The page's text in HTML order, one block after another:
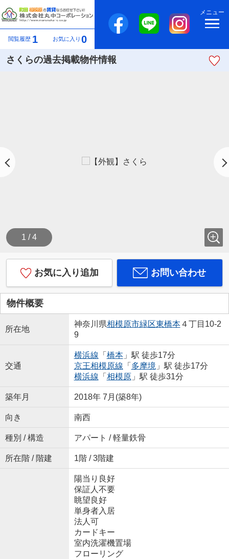
閲覧履歴 1 お気に入り 0
メニュー
さくらの過去掲載物件情報
1 / 4
お気に入り追加 お問い合わせ
物件概要
所在地
神奈川県相模原市緑区東橋本４丁目10-2
9
交通
横浜線 「 橋本」駅 徒歩17分
京王相模原線 「 多摩境」駅 徒歩17分
横浜線 「 相模原 」駅 徒歩31分
築年月 2018年 7月(築8年)
向き 南西
種別 / 構造 アパート / 軽量鉄骨
所在階 / 階建 1階 / 3階建
陽当り良好
保証人不要
眺望良好
単身者入居
法人可
カードキー
室内洗濯機置場
フローリング